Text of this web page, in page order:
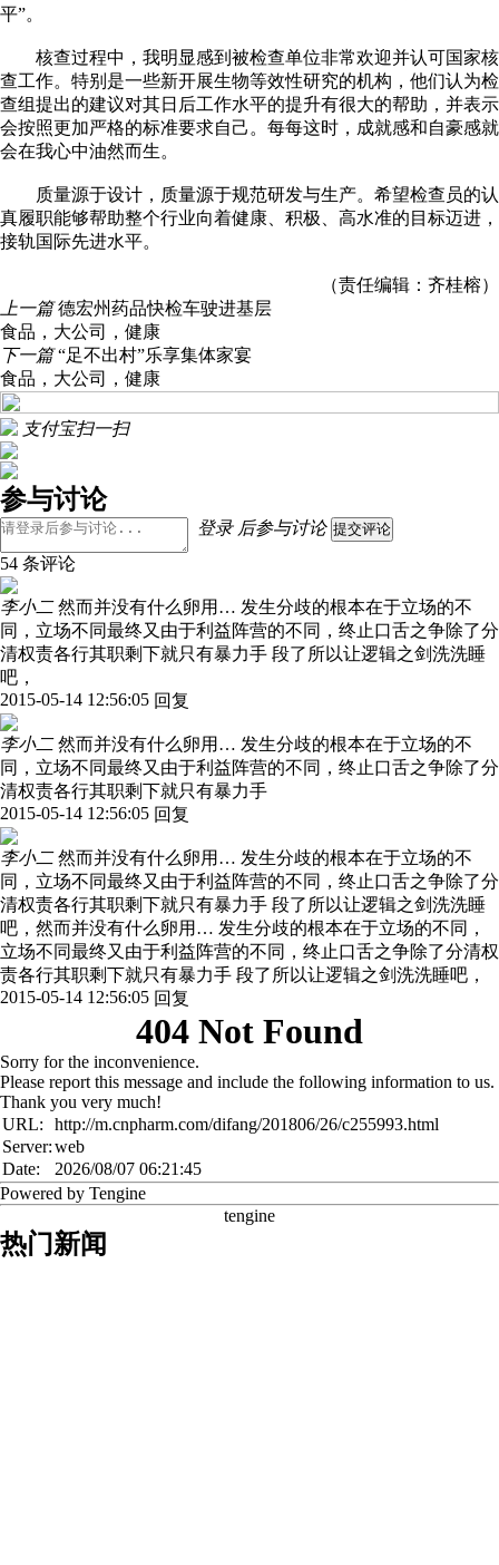
平”。
核查过程中，我明显感到被检查单位非常欢迎并认可国家核
查工作。特别是一些新开展生物等效性研究的机构，他们认为检
查组提出的建议对其日后工作水平的提升有很大的帮助，并表示
会按照更加严格的标准要求自己。每每这时，成就感和自豪感就
会在我心中油然而生。
质量源于设计，质量源于规范研发与生产。希望检查员的认
真履职能够帮助整个行业向着健康、积极、高水准的目标迈进，
接轨国际先进水平。
（责任编辑：齐桂榕）
上一篇 德宏州药品快检车驶进基层
食品 ， 大公司 ， 健康
下一篇 “足不出村”乐享集体家宴
食品 ， 大公司 ， 健康
支付宝扫一扫
参与讨论
登录后参与讨论 提交评论
54 条评论
李小二然而并没有什么卵用… 发生分歧的根本在于立场的不
同，立场不同最终又由于利益阵营的不同，终止口舌之争除了分
清权责各行其职剩下就只有暴力手 段了所以让逻辑之剑洗洗睡
吧，
2015-05-14 12:56:05 回复
李小二然而并没有什么卵用… 发生分歧的根本在于立场的不
同，立场不同最终又由于利益阵营的不同，终止口舌之争除了分
清权责各行其职剩下就只有暴力手
2015-05-14 12:56:05 回复
李小二然而并没有什么卵用… 发生分歧的根本在于立场的不
同，立场不同最终又由于利益阵营的不同，终止口舌之争除了分
清权责各行其职剩下就只有暴力手 段了所以让逻辑之剑洗洗睡
吧，然而并没有什么卵用… 发生分歧的根本在于立场的不同，
立场不同最终又由于利益阵营的不同，终止口舌之争除了分清权
责各行其职剩下就只有暴力手 段了所以让逻辑之剑洗洗睡吧，
2015-05-14 12:56:05 回复
404 Not Found
Sorry for the inconvenience.
Please report this message and include the following information to us.
Thank you very much!
URL:
http://m.cnpharm.com/difang/201806/26/c255993.html
Server:web
Date:
2026/08/07 06:21:45
Powered by Tengine
tengine
热门新闻